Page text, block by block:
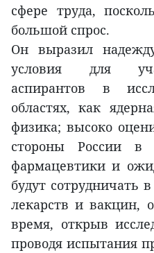
сфере труда,
большой спрос.
Он выразил
условия для
аспирантов в
областях, как
физика; высоко
стороны России в
фармацевтики и
будут сотрудничать
лекарств и вакцин,
время, открыв
проводя испытания